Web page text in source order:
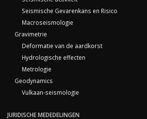
Seismische Gevarenkans en Risico
Macroseismologie
Gravimetrie
Deformatie van de aardkorst
Hydrologische effecten
Metrologie
Geodynamics
Vulkaan-seismologie
JURIDISCHE MEDEDELINGEN